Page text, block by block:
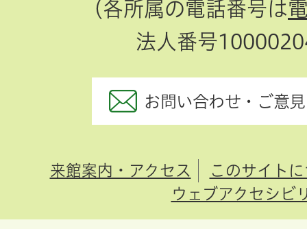
（各所属の電話番号は
法人番号
お問い合わせ・ご意
来館案内・アクセス
このサイト
ウェブアクセシビ